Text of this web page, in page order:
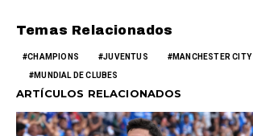
Temas Relacionados
CHAMPIONS JUVENTUS MANCHESTER CITY
MUNDIAL DE CLUBES
ARTÍCULOS RELACIONADOS